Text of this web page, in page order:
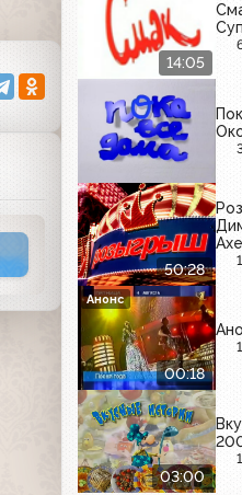
14:05
50:28
00:18
Анонс
03:00